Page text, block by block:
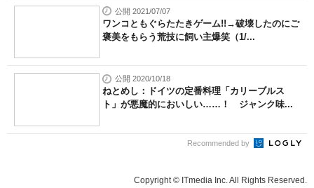
公開 2021/07/07
ワンコともぐらたたきゲーム!!→破壊したのにご
褒美をもらう荒技に飼い主爆笑（1/...
公開 2020/10/18
ねとめし：ドイツの定番料理「カリーブルス
ト」が悪魔的においしい……！ ジャンク味...
Recommended by
Copyright © ITmedia Inc. All Rights Reserved.